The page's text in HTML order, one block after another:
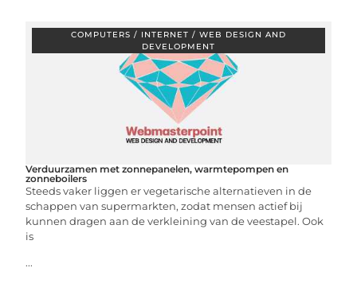
COMPUTERS / INTERNET / WEB DESIGN AND
DEVELOPMENT
Verduurzamen met zonnepanelen, warmtepompen en
zonneboilers
Steeds vaker liggen er vegetarische alternatieven in de
schappen van supermarkten, zodat mensen actief bij
kunnen dragen aan de verkleining van de veestapel. Ook
is
...